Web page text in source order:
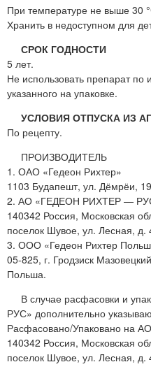
При температуре не выше 30
Хранить в недоступном для
СРОК ГОДНОСТИ
5 лет.
Не использовать препарат по
указанного на упаковке.
УСЛОВИЯ ОТПУСКА ИЗ
По рецепту.
ПРОИЗВОДИТЕЛЬ
1. ОАО «Гедеон Рихтер»
1103 Будапешт, ул. Дёмрёи,
2. АО «ГЕДЕОН РИХТЕР —
140342 Россия, Московская
поселок Шувое, ул. Лесная, д.
3. ООО «Гедеон Рихтер
05-825, г. Гродзиск
Польша.
В случае расфасовки и
РУС» дополнительно
Расфасовано/Упаковано на
140342 Россия, Московская
поселок Шувое, ул. Лесная, д.